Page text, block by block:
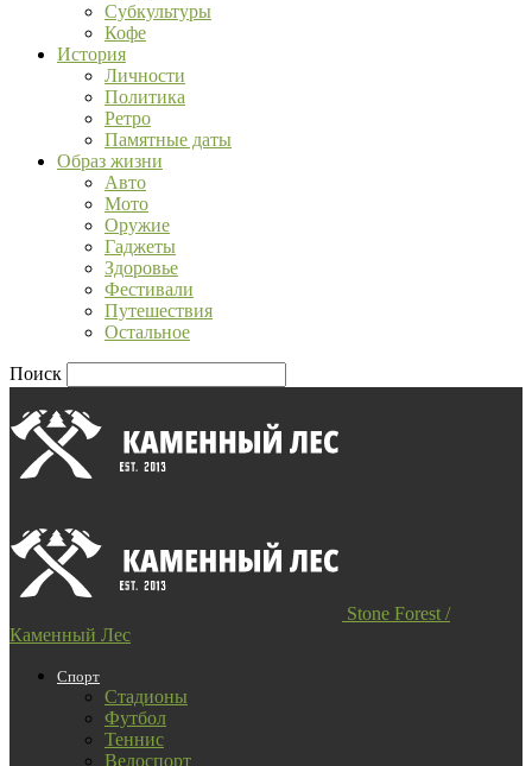
Субкультуры
Кофе
История
Личности
Политика
Ретро
Памятные даты
Образ жизни
Авто
Мото
Оружие
Гаджеты
Здоровье
Фестивали
Путешествия
Остальное
Поиск
Stone Forest /
Каменный Лес
Спорт
Стадионы
Футбол
Теннис
Велоспорт